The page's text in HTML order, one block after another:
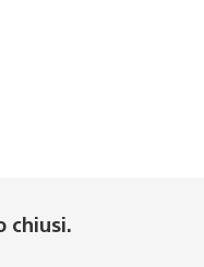
chiusi.